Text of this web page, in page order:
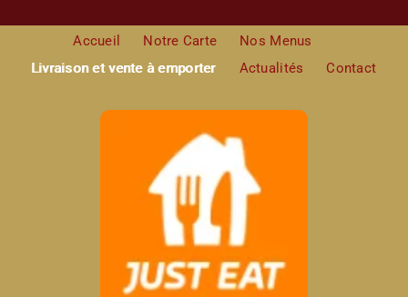
Accueil Notre Carte
Nos Menus
Livraison et vente à emporter
Actualités Contact